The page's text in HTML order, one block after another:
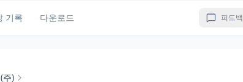
기록 다운로드 피드백
주)